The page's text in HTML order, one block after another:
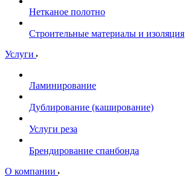
Нетканое полотно
Строительные материалы и изоляция
Услуги
Ламинирование
Дублирование (каширование)
Услуги реза
Брендирование спанбонда
О компании